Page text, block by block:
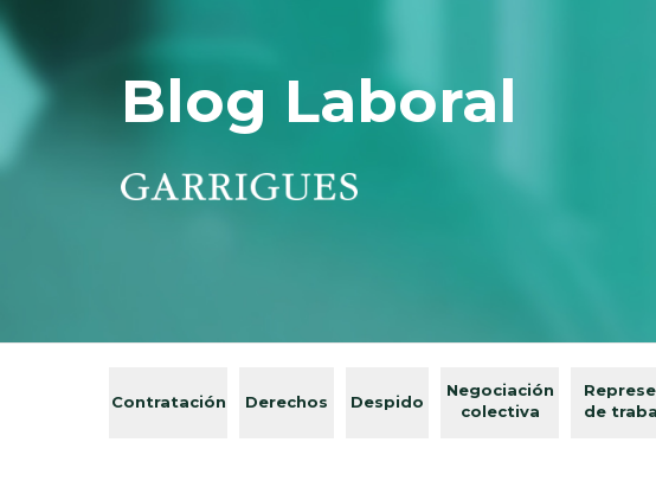
Blog Laboral
Contratación Derechos Despido
Negociación
colectiva
de